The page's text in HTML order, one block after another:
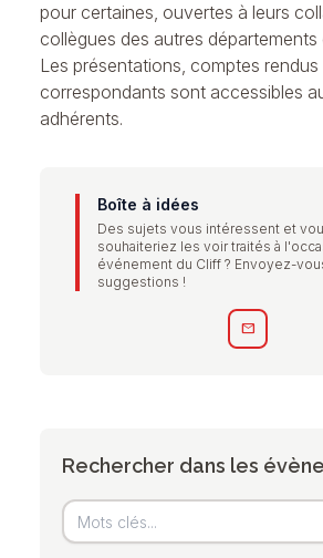
pour certaines, ouvertes à leurs
collègues des autres départements
Les présentations, comptes
correspondants sont accessibles
adhérents.
Boîte à idées
Des sujets vous intéressent et
souhaiteriez les voir traités à
événement du Cliff ? Envoyez-
suggestions !
mail
Rechercher dans les